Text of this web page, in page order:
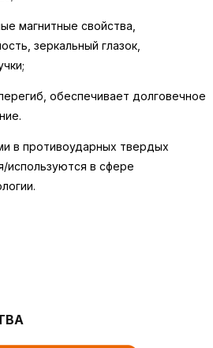
магнитные свойства,
зеркальный глазок,
обеспечивает долговечное
в противоударных твердых
используются в сфере